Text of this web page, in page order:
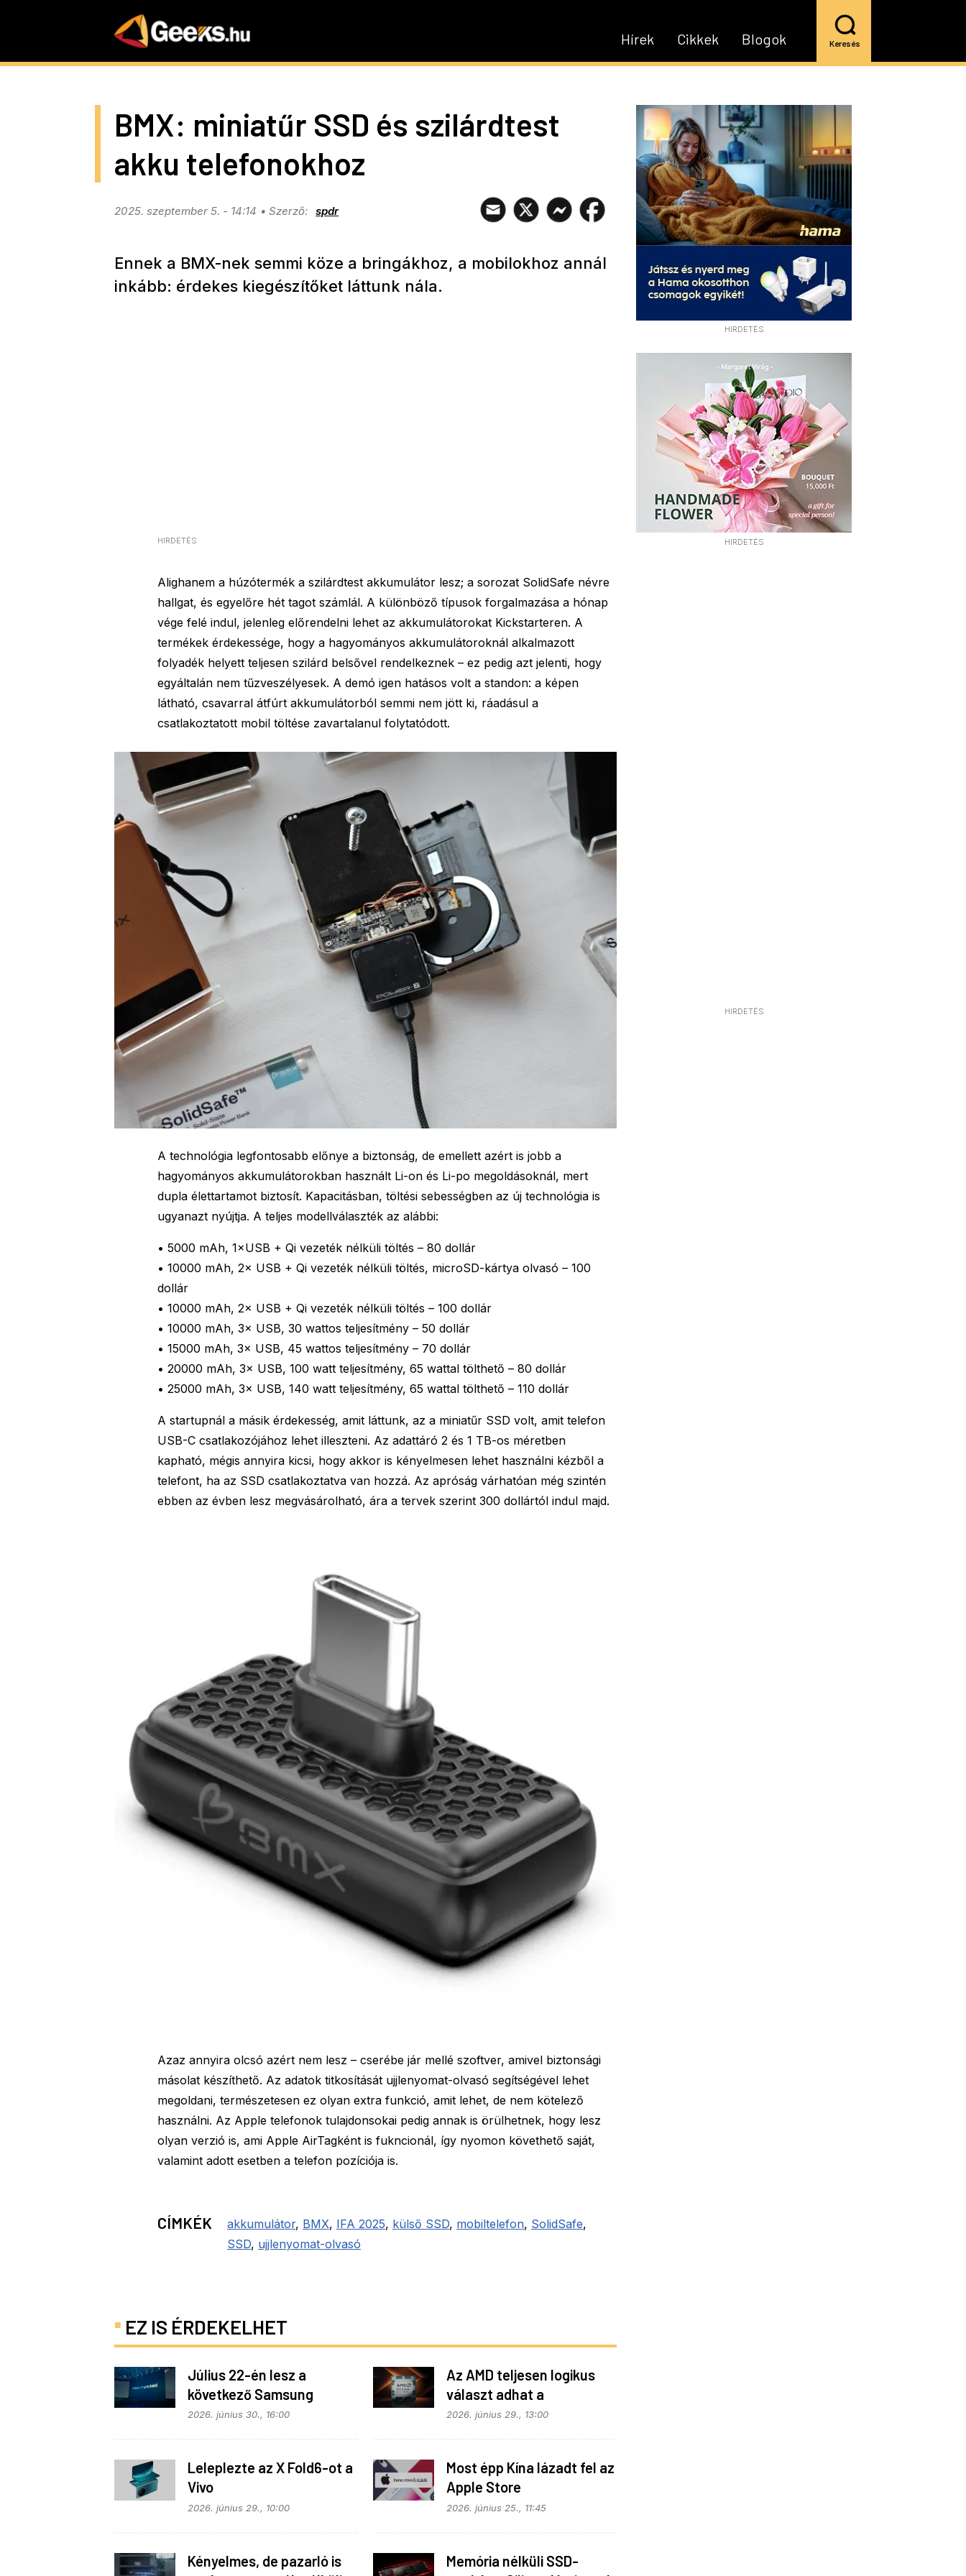
Blogok
Cikkek
Hírek Keresés
HIRDETÉS
HIRDETÉS
HIRDETÉS
BMX: miniatűr SSD és szilárdtest
akku telefonokhoz
2025. szeptember 5. - 14:14 spdr
Ennek a BMX-nek semmi köze a bringákhoz, a mobilokhoz annál
inkább: érdekes kiegészítőket láttunk nála.
HIRDETÉS
Alighanem a húzótermék a szilárdtest akkumulátor lesz; a sorozat SolidSafe névre
hallgat, és egyelőre hét tagot számlál. A különböző típusok forgalmazása a hónap
vége felé indul, jelenleg előrendelni lehet az akkumulátorokat Kickstarteren. A
termékek érdekessége, hogy a hagyományos akkumulátoroknál alkalmazott
folyadék helyett teljesen szilárd belsővel rendelkeznek – ez pedig azt jelenti, hogy
egyáltalán nem tűzveszélyesek. A demó igen hatásos volt a standon: a képen
látható, csavarral átfúrt akkumulátorból semmi nem jött ki, ráadásul a
csatlakoztatott mobil töltése zavartalanul folytatódott.
A technológia legfontosabb előnye a biztonság, de emellett azért is jobb a
hagyományos akkumulátorokban használt Li-on és Li-po megoldásoknál, mert
dupla élettartamot biztosít. Kapacitásban, töltési sebességben az új technológia is
ugyanazt nyújtja. A teljes modellválaszték az alábbi:
• 5000 mAh, 1×USB + Qi vezeték nélküli töltés – 80 dollár
• 10000 mAh, 2× USB + Qi vezeték nélküli töltés, microSD-kártya olvasó – 100
dollár
• 10000 mAh, 2× USB + Qi vezeték nélküli töltés – 100 dollár
• 10000 mAh, 3× USB, 30 wattos teljesítmény – 50 dollár
• 15000 mAh, 3× USB, 45 wattos teljesítmény – 70 dollár
• 20000 mAh, 3× USB, 100 watt teljesítmény, 65 wattal tölthető – 80 dollár
• 25000 mAh, 3× USB, 140 watt teljesítmény, 65 wattal tölthető – 110 dollár
A startupnál a másik érdekesség, amit láttunk, az a miniatűr SSD volt, amit telefon
USB-C csatlakozójához lehet illeszteni. Az adattáró 2 és 1 TB-os méretben
kapható, mégis annyira kicsi, hogy akkor is kényelmesen lehet használni kézből a
telefont, ha az SSD csatlakoztatva van hozzá. Az apróság várhatóan még szintén
ebben az évben lesz megvásárolható, ára a tervek szerint 300 dollártól indul majd.
Azaz annyira olcsó azért nem lesz – cserébe jár mellé szoftver, amivel biztonsági
másolat készíthető. Az adatok titkosítását ujjlenyomat-olvasó segítségével lehet
megoldani, természetesen ez olyan extra funkció, amit lehet, de nem kötelező
használni. Az Apple telefonok tulajdonsokai pedig annak is örülhetnek, hogy lesz
olyan verzió is, ami Apple AirTagként is fukncionál, így nyomon követhető saját,
valamint adott esetben a telefon pozíciója is.
CÍMKÉK akkumulátor, BMX, IFA 2025, külső SSD, mobiltelefon, SolidSafe,
SSD, ujjlenyomat-olvasó
EZ IS ÉRDEKELHET
Július 22-én lesz a
következő Samsung
Galaxy Unpacked – ez
2026. június 30., 16:00
Az AMD teljesen logikus
választ adhat a
memóriaválságra
2026. június 29., 13:00
Leleplezte az X Fold6-ot a
Vivo
2026. június 29., 10:00
Most épp Kína lázadt fel az
Apple Store
monopolhelyzete ellen
2026. június 25., 11:45
Kényelmes, de pazarló is
Memória nélküli SSD-